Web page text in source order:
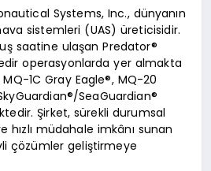
Systems, Inc., dünyanın
sistemleri (UAS) üreticisidir.
saatine ulaşan Predator®
operasyonlarda yer almakta
1C Gray Eagle®, MQ-20
SeaGuardian®
Şirket, sürekli durumsal
hızlı müdahale imkânı sunan
çözümler geliştirmeye